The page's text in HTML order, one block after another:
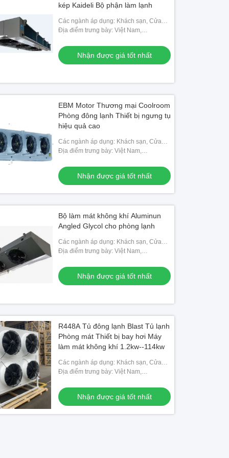
kép Kaideli Bộ phận làm lạnh
Các ngành áp dụng: Khách sạn, Cửa
hàng vật liệu xây dựng, Cửa hàng sửa
đồ uống, Trang
Địa điểm trưng bày: Việt Nam,
Kazakhstan, Nigeria, Uzbekistan,
TajikistanNhận được giá tốt nhất
EBM Motor Thương mại Coolroom
Phòng đông lạnh Thiết bị ngưng tụ
hiệu quả cao
Các ngành áp dụng: Khách sạn, Cửa
hàng vật liệu xây dựng, Cửa hàng sửa
đồ uống, Trang
Địa điểm trưng bày: Việt Nam,
Kazakhstan, Nigeria, Uzbekistan,
TajikistanNhận được giá tốt nhất
Bộ làm mát không khí Aluminun
Angled Glycol cho phòng lạnh
Các ngành áp dụng: Khách sạn, Cửa
hàng vật liệu xây dựng, Cửa hàng sửa
đồ uống, Trang
Địa điểm trưng bày: Việt Nam,
Kazakhstan, Nigeria, Uzbekistan,
TajikistanNhận được giá tốt nhất
R448A Tủ đông lạnh Blast Tủ lạnh
Phòng mát Thiết bị bay hơi Máy
làm mát không khí 1.2kw--114kw
Các ngành áp dụng: Khách sạn, Cửa
hàng vật liệu xây dựng, Cửa hàng sửa
đồ uống, Trang
Địa điểm trưng bày: Việt Nam,
Kazakhstan, Nigeria, Uzbekistan,
TajikistanNhận được giá tốt nhất